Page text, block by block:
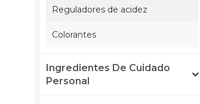
Reguladores de acidez
Colorantes
Ingredientes De Cuidado
Personal